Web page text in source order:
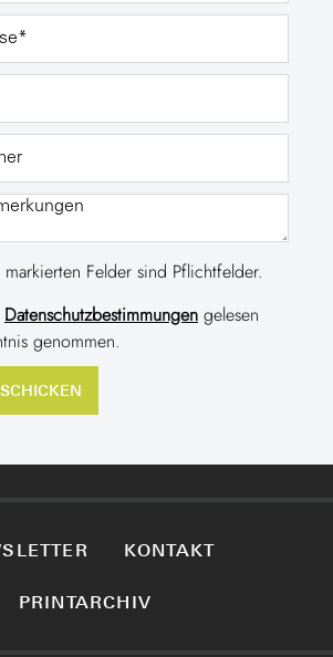
Felder sind Pflichtfelder.
Datenschutzbestimmungen gelesen
genommen.
KONTAKT
PRINTARCHIV